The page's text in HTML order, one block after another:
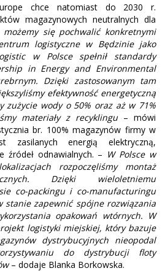
chce natomiast do 2030 r.
magazynowych neutralnych dla
możemy się pochwalić konkretnymi
logistyczne w Będzinie jako
w Polsce spełnił standardy
in Energy and Environmental
Dzięki zastosowanym tam
efektywność energetyczną
zużycie wody o 50% oraz aż w 71%
materiały z recyklingu– mówi
br. 100% magazynów firmy w
zasilanych energią elektryczną,
źródeł odnawialnych. – W Polsce w
rozpoczęliśmy montaż
Dzięki wieloletniemu
co-packingu i co-manufacturingu
stanie zapewnić spójne rozwiązania
opakowań wtórnych. W
logistyki miejskiej, który bazuje
dystrybucyjnych nieopodal
do dystrybucji floty
– dodaje Blanka Borkowska.